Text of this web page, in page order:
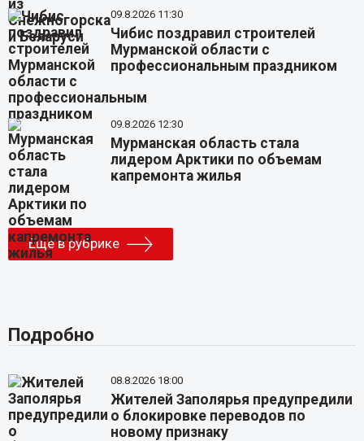
09.8.2026 11:30
Чибис поздравил строителей
Мурманской области с
профессиональным праздником
09.8.2026 12:30
Мурманская область стала
лидером Арктики по объемам
капремонта жилья
Еще в рубрике
Подробно
08.8.2026 18:00
Жителей Заполярья предупредили
о блокировке переводов по
новому признаку